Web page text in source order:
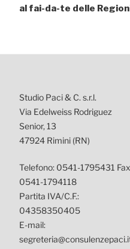
al fai-da-te delle
Studio Paci & C. s.r.l.
Via Edelweiss Rodriguez
Senior, 13
47924 Rimini (RN)
Telefono: 0541-1795431
0541-1794118
Partita IVA/C.F.:
04358350405
E-mail: